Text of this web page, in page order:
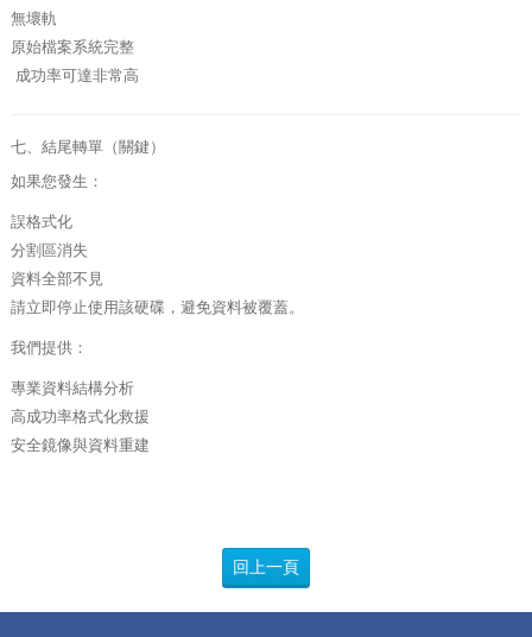
無壞軌
原始檔案系統完整
成功率可達非常高
七、結尾轉單（關鍵）
如果您發生：
誤格式化
分割區消失
資料全部不見
請立即停止使用該硬碟，避免資料被覆蓋。
我們提供：
專業資料結構分析
高成功率格式化救援
安全鏡像與資料重建
回上一頁